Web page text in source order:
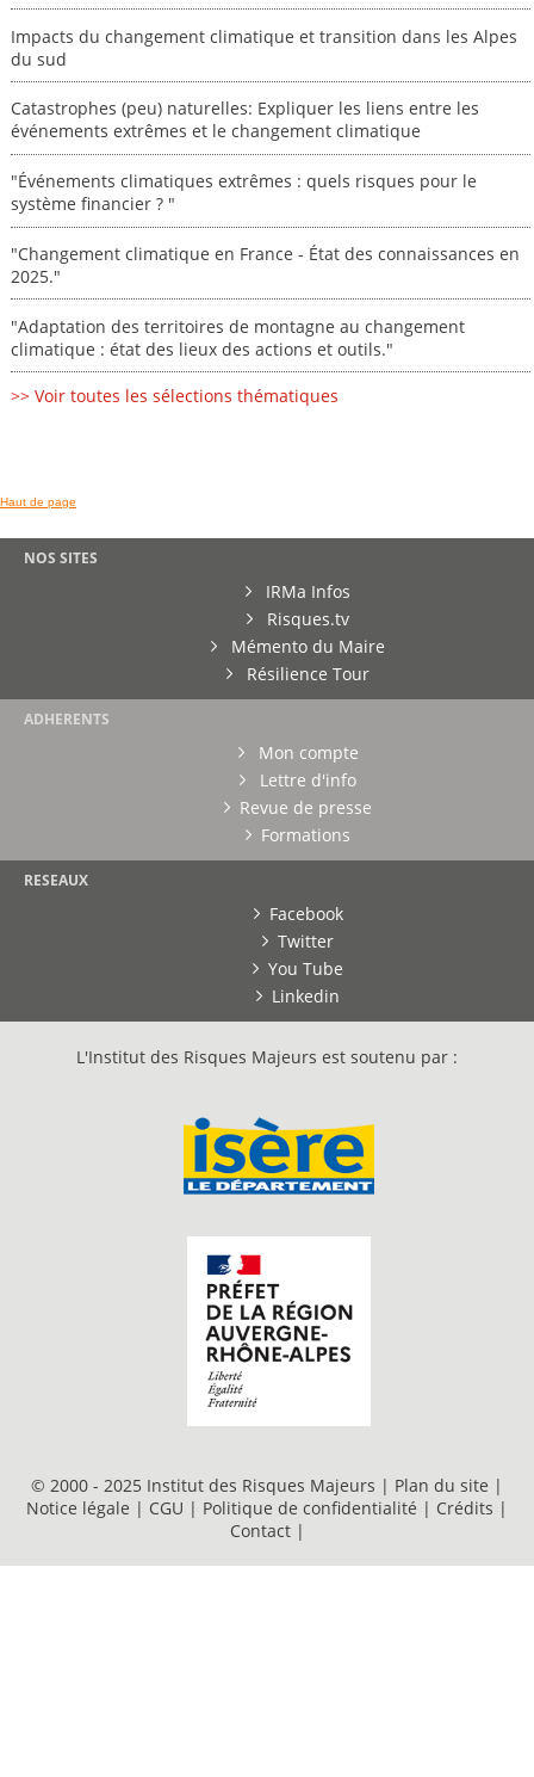
Impacts du changement climatique et transition dans les Alpes
du sud
Catastrophes (peu) naturelles: Expliquer les liens entre les
événements extrêmes et le changement climatique
"Événements climatiques extrêmes : quels risques pour le
système financier ? "
"Changement climatique en France - État des connaissances en
2025."
"Adaptation des territoires de montagne au changement
climatique : état des lieux des actions et outils."
>> Voir toutes les sélections thématiques
Haut de page
NOS SITES
IRMa Infos
Risques.tv
Mémento du Maire
Résilience Tour
ADHERENTS
Mon compte
Lettre d'info
Revue de presse
Formations
RESEAUX
Facebook
Twitter
You Tube
Linkedin
L'Institut des Risques Majeurs est soutenu par :
© 2000 - 2025 Institut des Risques Majeurs | Plan du site |
Notice légale | CGU | Politique de confidentialité | Crédits |
Contact |